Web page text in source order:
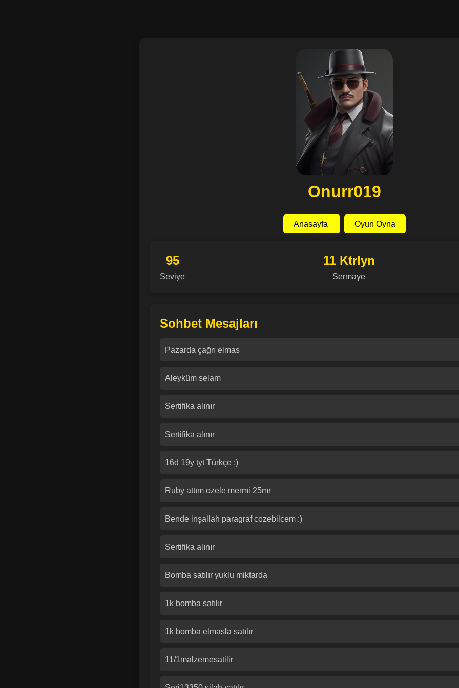
Onurr019
Anasayfa Oyun Oyna
95
Seviye
11 Ktrlyn
Sermaye
Sohbet Mesajları
Pazarda çağrı elmas
Aleyküm selam
Sertifika alınır
Sertifika alınır
16d 19y tyt Türkçe :)
Ruby attım ozele mermi 25mr
Bende inşallah paragraf cozebilcem :)
Sertifika alınır
Bomba satılır yuklu miktarda
1k bomba satılır
1k bomba elmasla satılır
11/1malzemesatilir